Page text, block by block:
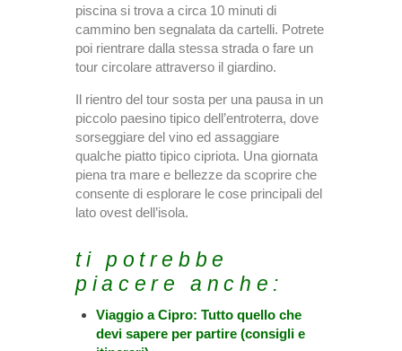
piscina si trova a circa 10 minuti di
cammino ben segnalata da cartelli. Potrete
poi rientrare dalla stessa strada o fare un
tour circolare attraverso il giardino.
Il rientro del tour sosta per una pausa in un
piccolo paesino tipico dell’entroterra, dove
sorseggiare del vino ed assaggiare
qualche piatto tipico cipriota. Una giornata
piena tra mare e bellezze da scoprire che
consente di esplorare le cose principali del
lato ovest dell’isola.
ti potrebbe
piacere anche:
Viaggio a Cipro: Tutto quello che
devi sapere per partire (consigli e